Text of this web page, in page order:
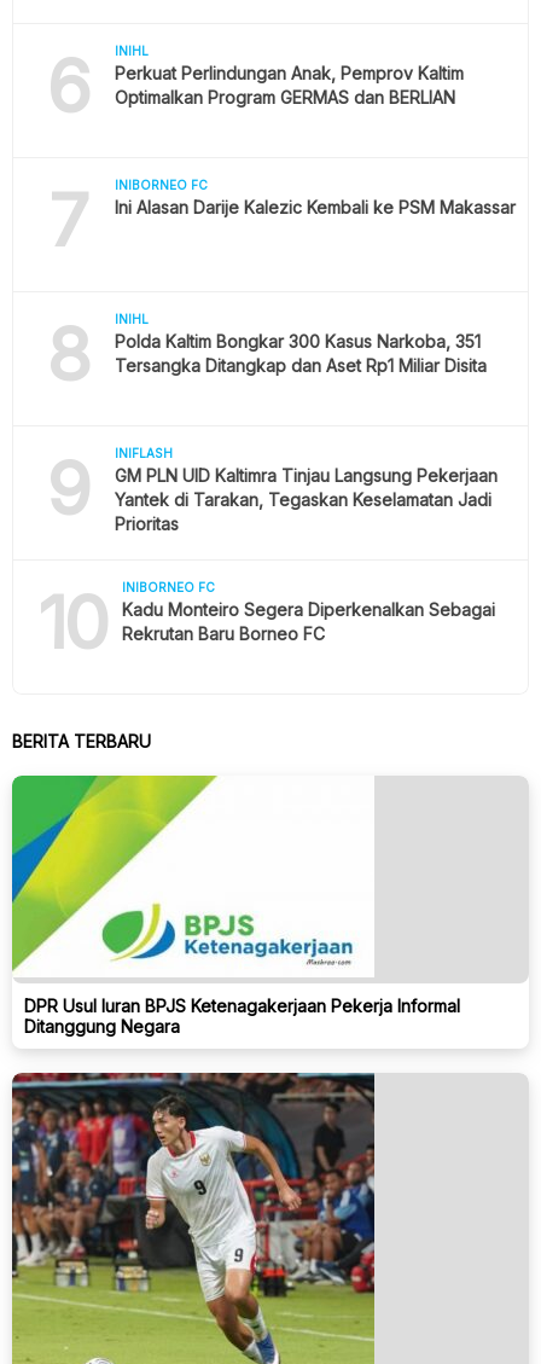
6 INIHL
Perkuat Perlindungan Anak, Pemprov Kaltim
Optimalkan Program GERMAS dan BERLIAN
7 INIBORNEO FC
Ini Alasan Darije Kalezic Kembali ke PSM Makassar
8 INIHL
Polda Kaltim Bongkar 300 Kasus Narkoba, 351
Tersangka Ditangkap dan Aset Rp1 Miliar Disita
9 INIFLASH
GM PLN UID Kaltimra Tinjau Langsung Pekerjaan
Yantek di Tarakan, Tegaskan Keselamatan Jadi
Prioritas
10 INIBORNEO FC
Kadu Monteiro Segera Diperkenalkan Sebagai
Rekrutan Baru Borneo FC
BERITA TERBARU
DPR Usul Iuran BPJS Ketenagakerjaan Pekerja Informal
Ditanggung Negara